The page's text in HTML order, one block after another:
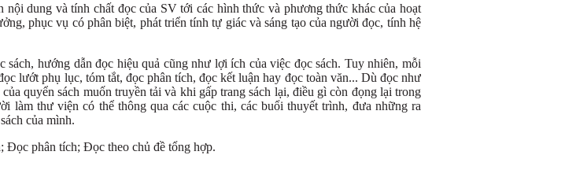
dung và tính chất đọc của SV tới các hình thức và phương thức khác của hoạt
phục vụ có phân biệt, phát triển tính tự giác và sáng tạo của người đọc, tính hệ
hướng dẫn đọc hiệu quả cũng như lợi ích của việc đọc sách. Tuy nhiên, mỗi
lướt phụ lục, tóm tắt, đọc phân tích, đọc kết luận hay đọc toàn văn... Dù đọc như
quyển sách muốn truyền tải và khi gấp trang sách lại, điều gì còn đọng lại trong
làm thư viện có thể thông qua các cuộc thi, các buổi thuyết trình, đưa những ra
của mình.
Đọc phân tích; Đọc theo chủ đề tổng hợp.